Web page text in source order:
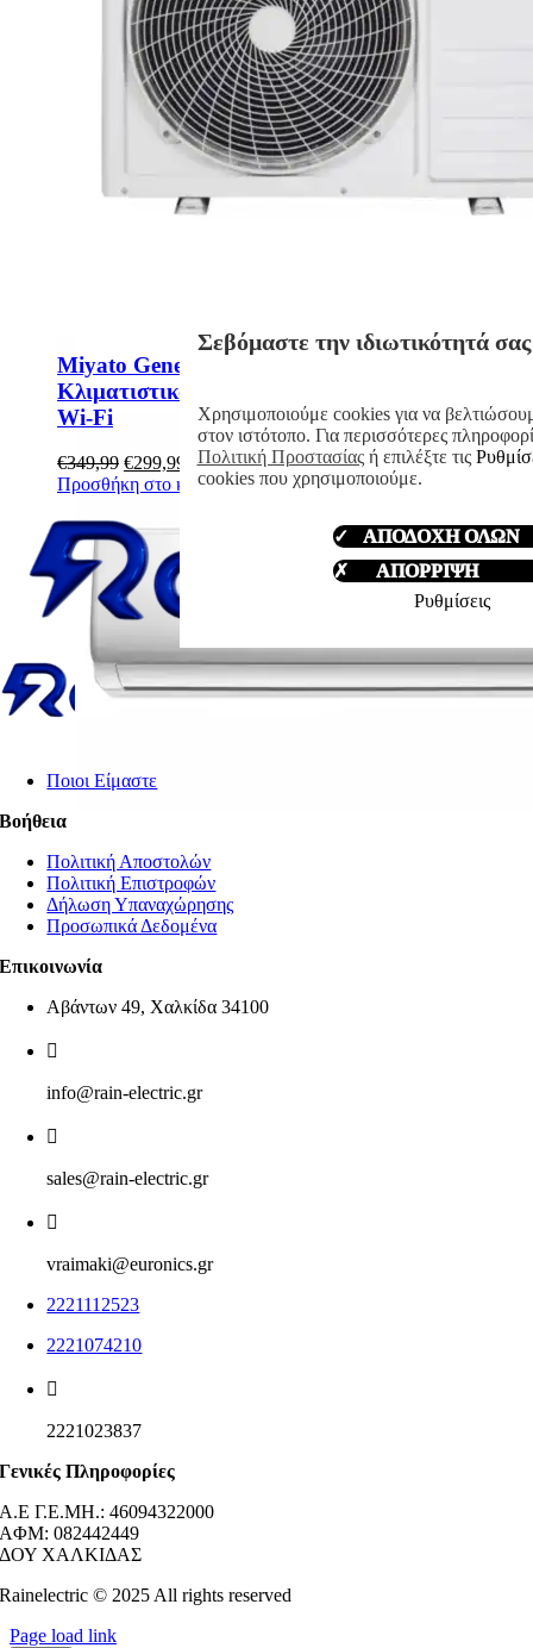
Miyato General MI-9209W/MO-9210W
Κλιματιστικό Inverter 9000 BTU A++/A+++ με
Wi-Fi
€349,99 Original
price
€349,99.
€299,99
Η
τρέχουσα
Προσθήκη στο καλάθι Λεπτομέρειες
Ποιοι Είμαστε
Βοήθεια
Πολιτική Αποστολών
Πολιτική Επιστροφών
Δήλωση Υπαναχώρησης
Προσωπικά Δεδομένα
Επικοινωνία
Αβάντων 49, Χαλκίδα 34100
info@rain-electric.gr
sales@rain-electric.gr
vraimaki@euronics.gr
2221112523
2221074210
2221023837
Γενικές Πληροφορίες
Α.Ε Γ.Ε.ΜΗ.: 46094322000
AΦΜ: 082442449
ΔΟΥ ΧΑΛΚΙΔΑΣ
Rainelectric © 2025 All rights reserved
Page load link
Σεβόμαστε την ιδιωτικότητά σας
Χρησιμοποιούμε cookies για να
στον ιστότοπο. Για περισσότερες
Πολιτική Προστασίαςή επιλέξτε τις
cookies που χρησιμοποιούμε.
Ρυθμίσεις
✓ ΑΠΟΔΟΧΗ ΟΛΩΝ
✗ ΑΠΟΡΡΙΨΗ